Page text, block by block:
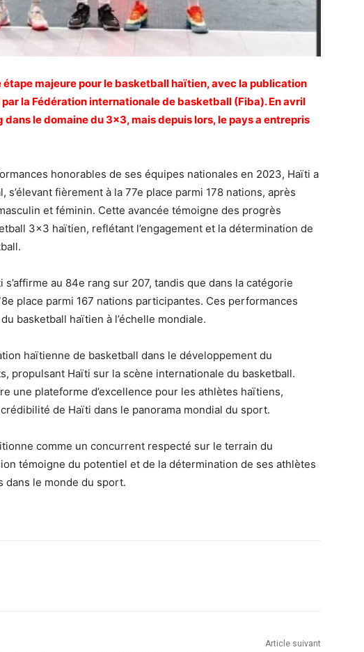
étape majeure pour le basketball haïtien, avec la publication
la Fédération internationale de basketball (Fiba). En avril
dans le domaine du 3×3, mais depuis lors, le pays a entrepris
honorables de ses équipes nationales en 2023, Haïti a
s’élevant fièrement à la 77e place parmi 178 nations, après
et féminin. Cette avancée témoigne des progrès
3×3 haïtien, reflétant l’engagement et la détermination de
au 84e rang sur 207, tandis que dans la catégorie
place parmi 167 nations participantes. Ces performances
basketball haïtien à l’échelle mondiale.
haïtienne de basketball dans le développement du
propulsant Haïti sur la scène internationale du basketball.
une plateforme d’excellence pour les athlètes haïtiens,
de Haïti dans le panorama mondial du sport.
comme un concurrent respecté sur le terrain du
témoigne du potentiel et de la détermination de ses athlètes
dans le monde du sport.
Article suivant